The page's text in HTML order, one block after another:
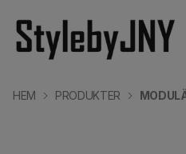
HEM PRODUKTER